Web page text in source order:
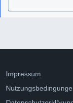
Impressum